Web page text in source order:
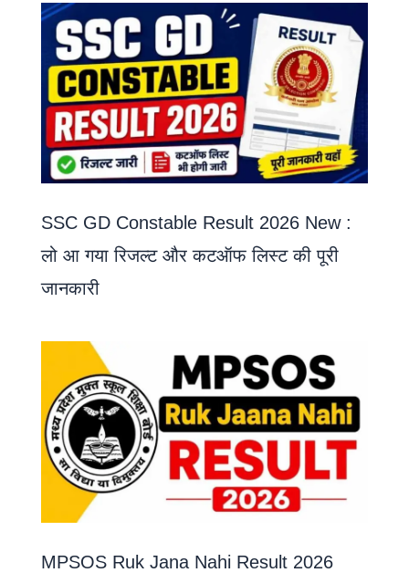
SSC GD Constable Result 2026 New :
लो आ गया रिजल्ट और कटऑफ लिस्ट की पूरी
जानकारी
MPSOS Ruk Jana Nahi Result 2026